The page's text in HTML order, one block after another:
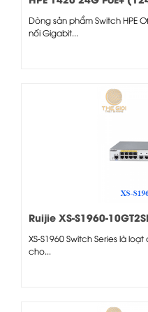
Dòng sản phẩm Switch HPE
nối Gigabit...
Ruijie XS-S1960-
XS-S1960 Switch Series là
cho...